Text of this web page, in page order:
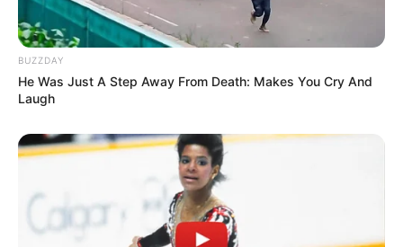
BUZZDAY
He Was Just A Step Away From Death: Makes You Cry And
Laugh